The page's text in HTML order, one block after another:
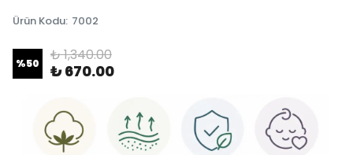
Ürün Kodu: 7002
%50 ₺ 1,340.00
₺ 670.00